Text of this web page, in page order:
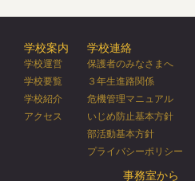
学校案内
学校運営
学校要覧
学校紹介
アクセス
学校連絡
保護者のみなさまへ
３年生進路関係
危機管理マニュアル
いじめ防止基本方針
部活動基本方針
プライバシーポリシー
事務室から